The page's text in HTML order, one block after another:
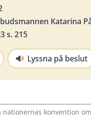
Katarina
s. 215
Lyssna på beslut
nationernas konvention